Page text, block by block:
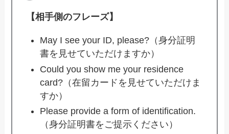
【相手側のフレーズ】
May I see your ID, please?（身分証明
書を見せていただけますか）
Could you show me your residence
card?（在留カードを見せていただけま
すか）
Please provide a form of identification.
（身分証明書をご提示ください）